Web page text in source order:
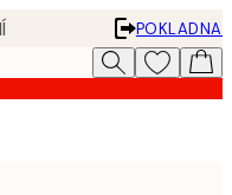
POKLADNA